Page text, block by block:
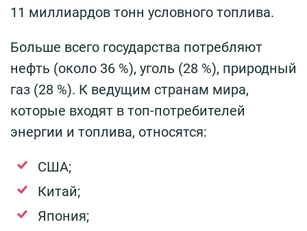
11 миллиардов тонн условного топлива.
Больше всего государства потребляют
нефть (около 36 %), уголь (28 %), природный
газ (28 %). К ведущим странам мира,
которые входят в топ-потребителей
энергии и топлива, относятся:
США;
Китай;
Япония;